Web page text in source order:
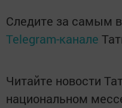
Следите за самым
Telegram-канале
Читайте новости
национальном